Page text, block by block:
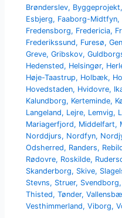
Brønderslev, Byggeprojekt,
Esbjerg, Faaborg-Midtfyn,
Fredensborg, Fredericia,
Frederikssund, Furesø,
Greve,Gribskov,
Hedensted, Helsingør,
Høje-Taastrup, Holbæk,
Hovedstaden, Hvidovre,
Kalundborg, Kerteminde,
Langeland, Lejre, Lemvig,
Mariagerfjord, Middelfart,
Norddjurs, Nordfyn,
Odsherred, Randers,
Rødovre, Roskilde,
Skanderborg, Skive,
Stevns, Struer, Svendborg,
Thisted,Tønder,
Vesthimmerland,Viborg,